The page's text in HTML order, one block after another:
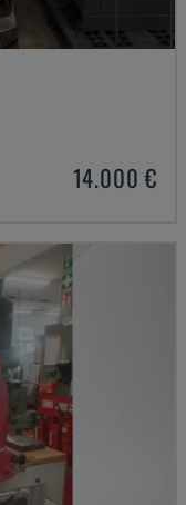
14.000 €